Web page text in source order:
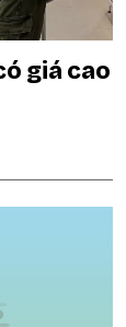
giá cao